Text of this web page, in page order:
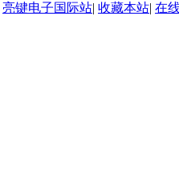
亮键电子国际站| 收藏本站| 在